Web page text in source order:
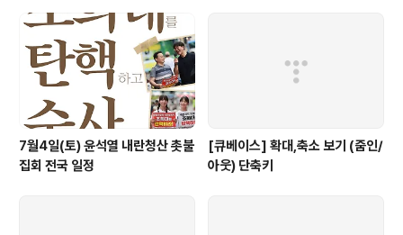
7월4일(토) 윤석열 내란청산 촛불
집회 전국 일정
[큐베이스] 확대,축소 보기 (줌인/
아웃) 단축키